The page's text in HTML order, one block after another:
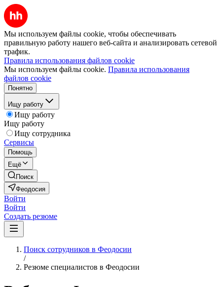
Мы используем файлы cookie, чтобы обеспечивать
правильную работу нашего веб-сайта и анализировать сетевой
трафик.
Правила использования файлов cookie
Мы используем файлы cookie. Правила использования
файлов cookie
Понятно
Ищу работу
Ищу работу
Ищу работу
Ищу сотрудника
Сервисы
Помощь
Ещё
Поиск
Феодосия
Войти
Войти
Создать резюме
Поиск сотрудников в Феодосии
/
Резюме специалистов в Феодосии